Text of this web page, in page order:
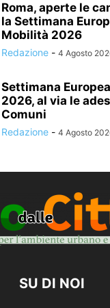
Roma, aperte le
la Settimana
Mobilità 2026
Redazione - 4 Agosto
Settimana
2026, al via le
Comuni
Redazione - 4 Agosto
SU DI NOI